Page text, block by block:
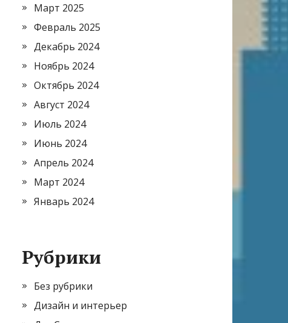
Март 2025
Февраль 2025
Декабрь 2024
Ноябрь 2024
Октябрь 2024
Август 2024
Июль 2024
Июнь 2024
Апрель 2024
Март 2024
Январь 2024
Рубрики
Без рубрики
Дизайн и интерьер